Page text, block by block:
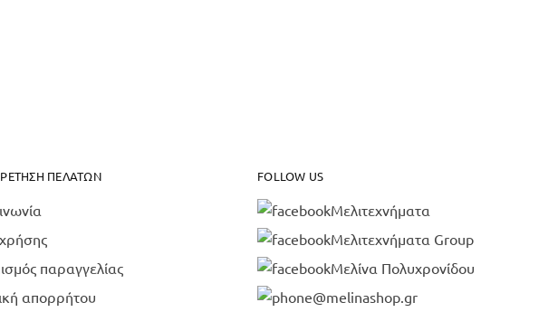
ΠΕΛΑΤΏΝ
παραγγελίας
απορρήτου
FOLLOW US
Μελιτεχνήματα
Μελιτεχνήματα Group
Μελίνα Πολυχρονίδου
@melinashop.gr